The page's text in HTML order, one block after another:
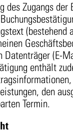
des Zugangs der
(bestehend
Datenträger (E-
enthält
den
Termin.